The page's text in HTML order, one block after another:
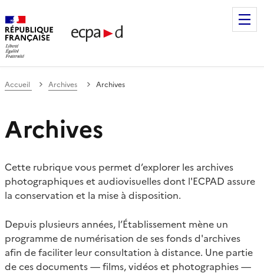
de communication et de production
Accueil Archives Archives
Archives
Cette rubrique vous permet d’explorer les archives
photographiques et audiovisuelles dont l'ECPAD assure
la conservation et la mise à disposition.
Depuis plusieurs années, l’Établissement mène un
programme de numérisation de ses fonds d'archives
afin de faciliter leur consultation à distance. Une partie
de ces documents — films, vidéos et photographies —